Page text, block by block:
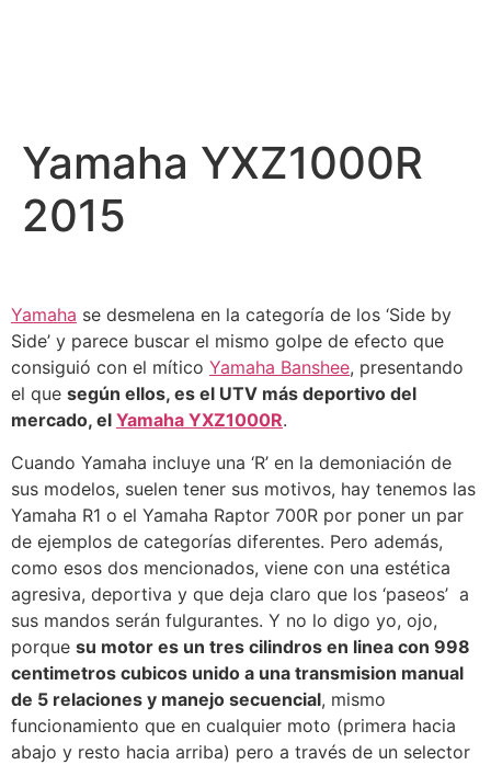
Yamaha YXZ1000R
2015
Yamaha se desmelena en la categoría de los ‘Side by
Side’ y parece buscar el mismo golpe de efecto que
consiguió con el mítico Yamaha Banshee, presentando
el que según ellos, es el UTV más deportivo del
mercado, el Yamaha YXZ1000R.
Cuando Yamaha incluye una ‘R’ en la demoniación de
sus modelos, suelen tener sus motivos, hay tenemos las
Yamaha R1 o el Yamaha Raptor 700R por poner un par
de ejemplos de categorías diferentes. Pero además,
como esos dos mencionados, viene con una estética
agresiva, deportiva y que deja claro que los ‘paseos’ a
sus mandos serán fulgurantes. Y no lo digo yo, ojo,
porque su motor es un tres cilindros en linea con 998
centimetros cubicos unido a una transmision manual
de 5 relaciones y manejo secuencial, mismo
funcionamiento que en cualquier moto (primera hacia
abajo y resto hacia arriba) pero a través de un selector